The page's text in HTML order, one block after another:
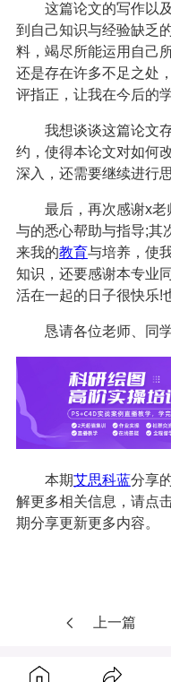
这篇论文的写作以及
到自己知识与经验缺乏
料，竭尽所能运用自己
还是存在许多不足之处
评指正，让我在今后的
我想谈谈这篇论文存
约，使得本论文对如何
深入，还需要继续进行
最后，再次感谢x老
与的悉心帮助与指导;其
来我的教育与培养，使
知识，还要感谢本专业
活在一起的日子很快乐!
恳请各位老师、同学
本期艾思科蓝分享
解更多相关信息，请点
期分享更新更多内容。
上一篇